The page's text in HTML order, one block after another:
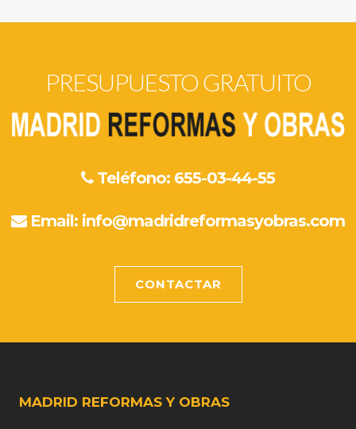
PRESUPUESTO GRATUITO
Teléfono: 655-03-44-55
Email: info@madridreformasyobras.com
CONTACTAR
MADRID REFORMAS Y OBRAS